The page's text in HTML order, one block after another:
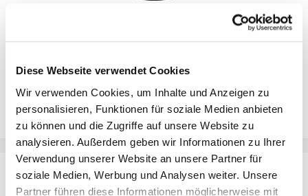
Diese Webseite verwendet Cookies
Wir verwenden Cookies, um Inhalte und Anzeigen zu
personalisieren, Funktionen für soziale Medien anbieten
zu können und die Zugriffe auf unsere Website zu
analysieren. Außerdem geben wir Informationen zu Ihrer
Verwendung unserer Website an unsere Partner für
soziale Medien, Werbung und Analysen weiter. Unsere
Partner führen diese Informationen möglicherweise mit
Klaus Peter Keller - Abts E Riesling GG - Großes Gewächs
2014 - 0,75l
Regulärer Preis:
345,00 €